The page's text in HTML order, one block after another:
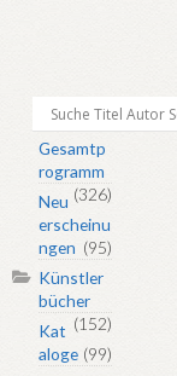
Gesamtp
rogramm
(326)
Neu
erscheinu
ngen (95)
Künstler
bücher
(152)
Kat
aloge (99)